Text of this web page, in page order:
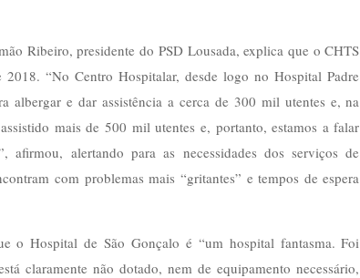
Ribeiro, presidente do PSD Lousada, explica que o CHTS
“No Centro Hospitalar, desde logo no Hospital Padre
e dar assistência a cerca de 300 mil utentes e, na
mais de 500 mil utentes e, portanto, estamos a falar
afirmou, alertando para as necessidades dos serviços de
com problemas mais “gritantes” e tempos de espera
o Hospital de São Gonçalo é “um hospital fantasma. Foi
claramente não dotado, nem de equipamento necessário,